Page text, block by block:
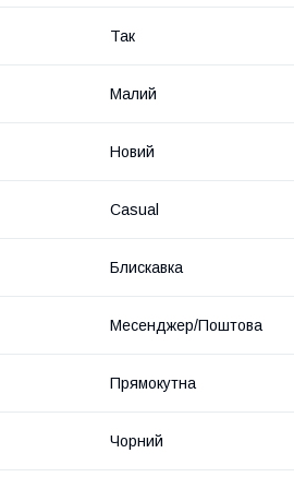
Так
Малий
Новий
Casual
Блискавка
Месенджер/Поштова
Прямокутна
Чорний